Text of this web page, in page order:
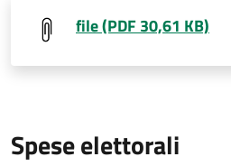
file (PDF 30,61 KB)
Spese elettorali